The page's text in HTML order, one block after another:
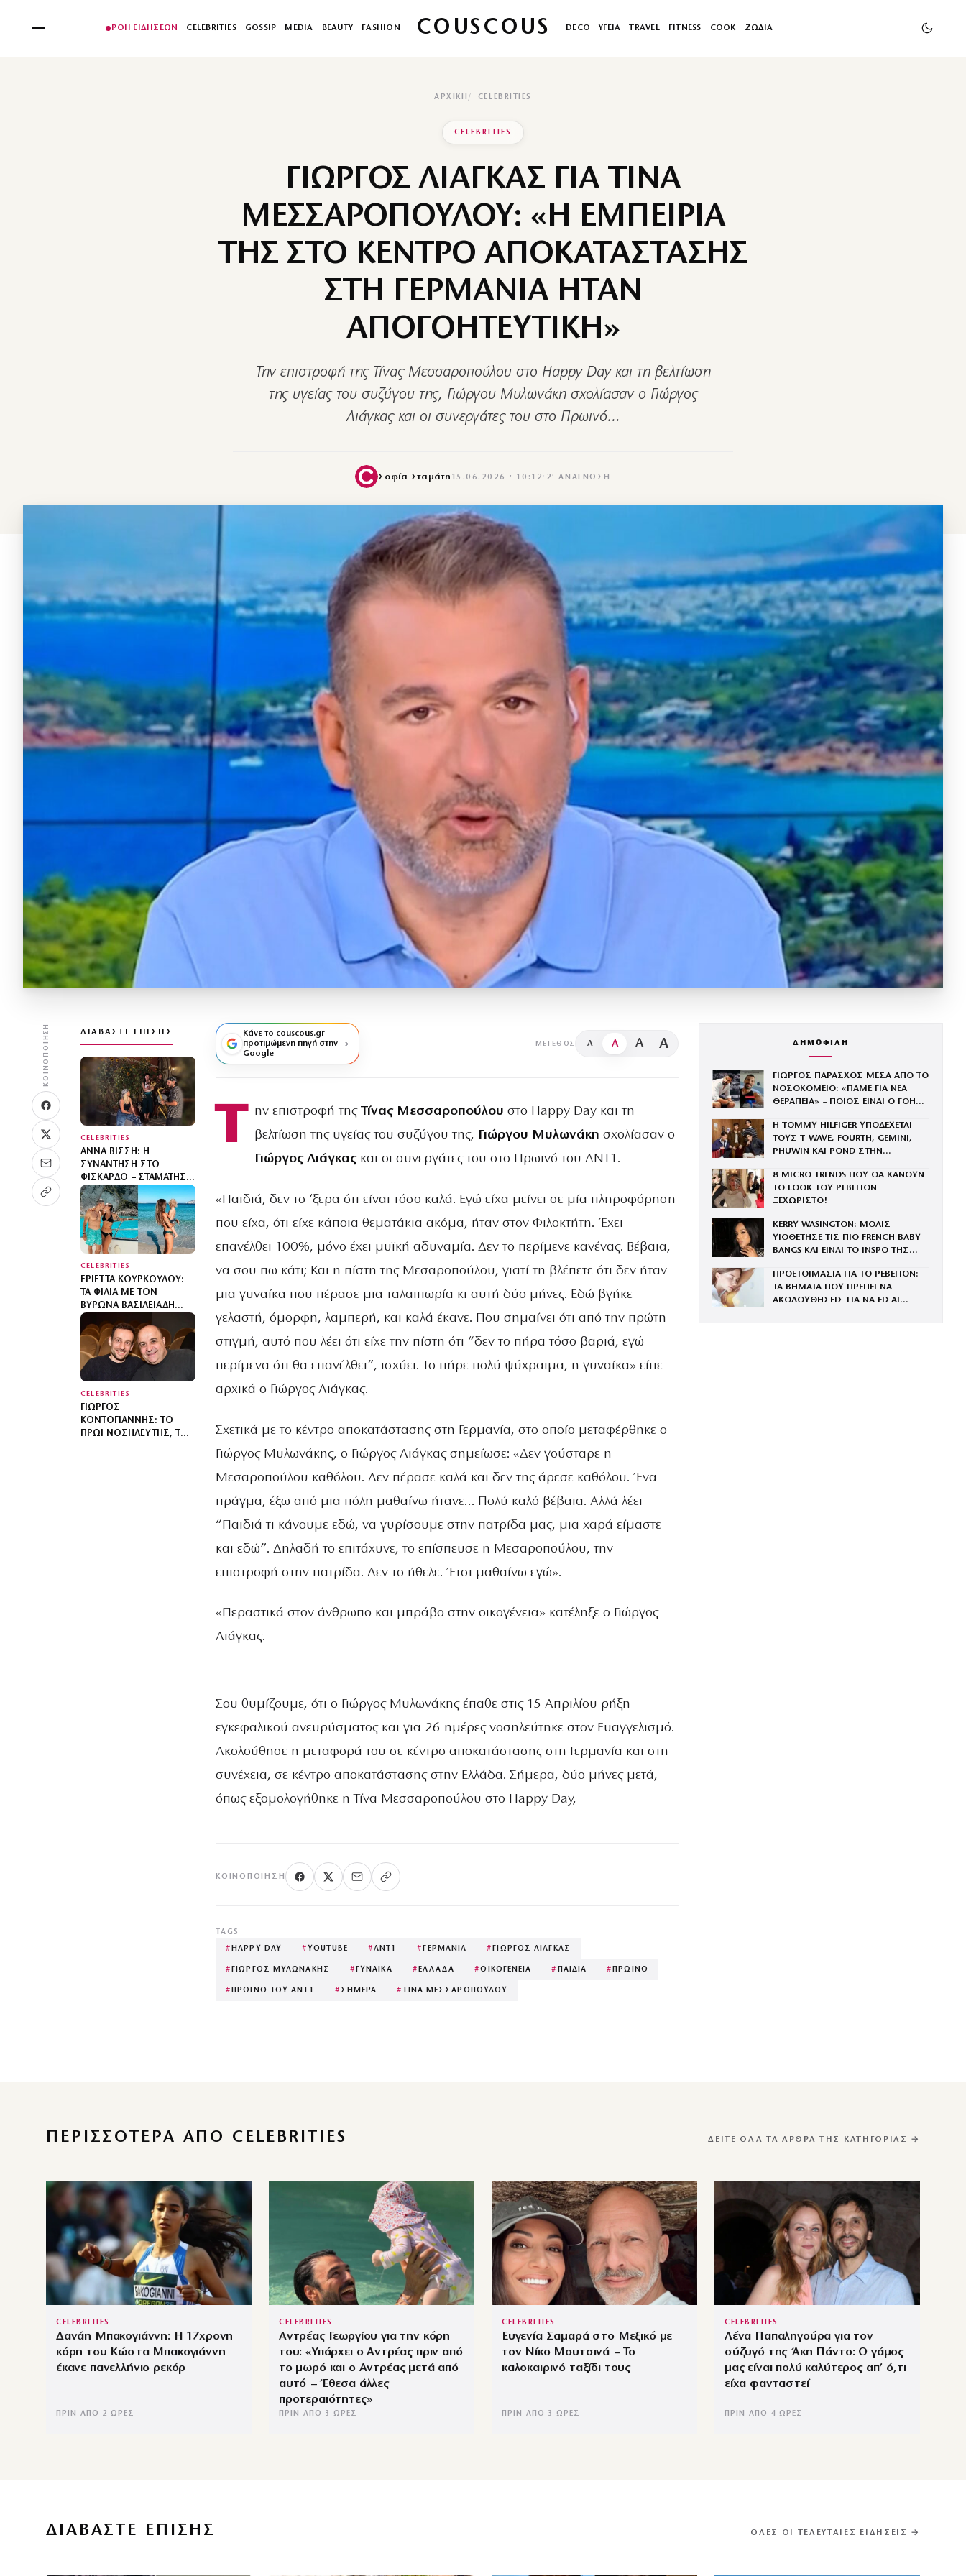
ΡΟΗ ΕΙΔΗΣΕΩΝ CELEBRITIES GOSSIP MEDIA BEAUTY FASHION COUSCOUS DECO ΥΓΕΙΑ TRAVEL FITNESS COOK ΖΩΔΙΑ
ΑΡΧΙΚΉ CELEBRITIES
CELEBRITIES
ΓΙΩΡΓΟΣ ΛΙΑΓΚΑΣ ΓΙΑ ΤΙΝΑ
ΜΕΣΣΑΡΟΠΟΥΛΟΥ: «Η ΕΜΠΕΙΡΙΑ
ΤΗΣ ΣΤΟ ΚΕΝΤΡΟ ΑΠΟΚΑΤΑΣΤΑΣΗΣ
ΣΤΗ ΓΕΡΜΑΝΙΑ ΗΤΑΝ
ΑΠΟΓΟΗΤΕΥΤΙΚΗ»
Την επιστροφή της Τίνας Μεσσαροπούλου στο Happy Day και τη βελτίωση
της υγείας του συζύγου της, Γιώργου Μυλωνάκη σχολίασαν ο Γιώργος
Λιάγκας και οι συνεργάτες του στο Πρωινό…
Σοφία Σταμάτη 15.06.2026 · 10:12 · 2′ ΑΝΆΓΝΩΣΗ
ΚΟΙΝΟΠΟΊΗΣΗ ΔΙΑΒΆΣΤΕ ΕΠΊΣΗΣ
CELEBRITIES
ΆΝΝΑ ΒΊΣΣΗ: Η
ΣΥΝΆΝΤΗΣΗ ΣΤΟ
ΦΙΣΚΆΡΔΟ – ΣΤΑΜΆΤΗΣΕ
ΓΙΑ ΝΑ ΑΚΟΎΣΕΙ ΜΠΆΝΤΑ
ΠΟΥ ΈΠΑΙΖΕ ΤΣΙΤΣΆΝΗ
CELEBRITIES
ΕΡΙΈΤΤΑ ΚΟΎΡΚΟΥΛΟΥ:
ΤΑ ΦΙΛΙΆ ΜΕ ΤΟΝ
ΒΎΡΩΝΑ ΒΑΣΙΛΕΙΆΔΗ
ΣΤΙΣ ΔΙΑΚΟΠΈΣ ΤΟΥΣ ΚΑΙ
ΤΑ ΓΕΝΈΘΛΙΑ ΤΗΣ «ΚΑΜΊΑ
ΣΤΙΓΜΉ ΕΥΤΥΧΊΑΣ
ΔΕΔΟΜΈΝΗ»
CELEBRITIES
ΓΙΏΡΓΟΣ
ΚΟΝΤΟΓΙΆΝΝΗΣ: ΤΟ
ΠΡΩΊ ΝΟΣΗΛΕΥΤΉΣ, ΤΟ
Κάνε το couscous.gr
προτιμώμενη πηγή στην
Google
ΜΈΓΕΘΟΣ A A A A
Τ ην επιστροφή της Τίνας Μεσσαροπούλου στο Happy Day και τη
βελτίωση της υγείας του συζύγου της, Γιώργου Μυλωνάκη σχολίασαν ο
Γιώργος Λιάγκαςκαι οι συνεργάτες του στο Πρωινό του ΑΝΤ1.
«Παιδιά, δεν το ‘ξερα ότι είναι τόσο καλά. Εγώ είχα μείνει σε μία πληροφόρηση
που είχα, ότι είχε κάποια θεματάκια ακόμα, ήταν στον Φιλοκτήτη. Έχει
επανέλθει 100%, μόνο έχει μυϊκή αδυναμία. Δεν το περίμενε κανένας. Βέβαια,
να σου πω κάτι; Και η πίστη της Μεσαροπούλου, γιατί τη βλέπετε ότι δεν ήταν
μια γυναίκα που πέρασε μια ταλαιπωρία κι αυτή δύο μήνες. Εδώ βγήκε
γελαστή, όμορφη, λαμπερή, και καλά έκανε. Που σημαίνει ότι από την πρώτη
στιγμή, αυτό που λέει ότι είχε την πίστη ότι “δεν το πήρα τόσο βαριά, εγώ
περίμενα ότι θα επανέλθει”, ισχύει. Το πήρε πολύ ψύχραιμα, η γυναίκα» είπε
αρχικά ο Γιώργος Λιάγκας.
Σχετικά με το κέντρο αποκατάστασης στη Γερμανία, στο οποίο μεταφέρθηκε ο
Γιώργος Μυλωνάκης, ο Γιώργος Λιάγκας σημείωσε: «Δεν γούσταρε η
Μεσαροπούλου καθόλου. Δεν πέρασε καλά και δεν της άρεσε καθόλου. Ένα
πράγμα, έξω από μια πόλη μαθαίνω ήτανε… Πολύ καλό βέβαια. Αλλά λέει
“Παιδιά τι κάνουμε εδώ, να γυρίσουμε στην πατρίδα μας, μια χαρά είμαστε
και εδώ”. Δηλαδή το επιτάχυνε, το επίσπευσε η Μεσαροπούλου, την
επιστροφή στην πατρίδα. Δεν το ήθελε. Έτσι μαθαίνω εγώ».
«Περαστικά στον άνθρωπο και μπράβο στην οικογένεια» κατέληξε ο Γιώργος
Λιάγκας.
Σου θυμίζουμε, ότι ο Γιώργος Μυλωνάκης έπαθε στις 15 Απριλίου ρήξη
εγκεφαλικού ανευρύσματος και για 26 ημέρες νοσηλεύτηκε στον Ευαγγελισμό.
Ακολούθησε η μεταφορά του σε κέντρο αποκατάστασης στη Γερμανία και στη
συνέχεια, σε κέντρο αποκατάστασης στην Ελλάδα. Σήμερα, δύο μήνες μετά,
όπως εξομολογήθηκε η Τίνα Μεσσαροπούλου στο Happy Day,
ΚΟΙΝΟΠΟΊΗΣΗ
TAGS
# HAPPY DAY # YOUTUBE #ΑΝΤ1 # ΓΕΡΜΑΝΙΑ # ΓΙΩΡΓΟΣ ΛΙΑΓΚΑΣ
# ΓΙΩΡΓΟΣ ΜΥΛΩΝΑΚΗΣ # ΓΥΝΑΙΚΑ # ΕΛΛΑΔΑ #ΟΙΚΟΓΕΝΕΙΑ # ΠΑΙΔΙΑ # ΠΡΩΙΝΟ
# ΠΡΩΙΝΟ ΤΟΥ ΑΝΤ1 # ΣΗΜΕΡΑ # ΤΙΝΑ ΜΕΣΣΑΡΟΠΟΥΛΟΥ
ΔΗΜΟΦΙΛΗ
ΓΙΩΡΓΟΣ ΠΑΡΑΣΧΟΣ ΜΕΣΑ ΑΠΟ ΤΟ
ΝΟΣΟΚΟΜΕΙΟ: «ΠΑΜΕ ΓΙΑ ΝΕΑ
ΘΕΡΑΠΕΙΑ» – ΠΟΙΟΣ ΕΙΝΑΙ Ο ΓΟΗΣ
ΜΕ ΤΟΝ ΚΑΡΚΙΝΟ
Η TOMMY HILFIGER ΥΠΟΔΕΧΕΤΑΙ
ΤΟΥΣ Τ-WAVE, FOURTH, GEMINI,
PHUWIN ΚΑΙ POND ΣΤΗΝ
8 MICRO TRENDS ΠΟΥ ΘΑ ΚΑΝΟΥΝ
ΤΟ LOOK ΤΟΥ ΡΕΒΕΓΙΟΝ
ΞΕΧΩΡΙΣΤΟ!
KERRY WASINGTON: ΜΟΛΙΣ
ΥΙΟΘΕΤΗΣΕ ΤΙΣ ΠΙΟ FRENCH BABY
BANGS ΚΑΙ ΕΙΝΑΙ ΤΟ INSPO ΤΗΣ
ΠΡΟΕΤΟΙΜΑΣΙΑ ΓΙΑ ΤΟ ΡΕΒΕΓΙΟΝ:
ΤΑ ΒΗΜΑΤΑ ΠΟΥ ΠΡΕΠΕΙ ΝΑ
ΑΚΟΛΟΥΘΗΣΕΙΣ ΓΙΑ ΝΑ ΕΙΣΑΙ
ΠΕΡΙΣΣΌΤΕΡΑ ΑΠΌ CELEBRITIES ΔΕΊΤΕ ΌΛΑ ΤΑ ΆΡΘΡΑ ΤΗΣ ΚΑΤΗΓΟΡΊΑΣ →
CELEBRITIES
Δανάη Μπακογιάννη: Η 17χρονη
κόρη του Κώστα Μπακογιάννη
έκανε πανελλήνιο ρεκόρ
ΠΡΙΝ ΑΠΌ 2 ΏΡΕΣ
CELEBRITIES
Αντρέας Γεωργίου για την κόρη
του: «Υπάρχει ο Αντρέας πριν από
το μωρό και ο Αντρέας μετά από
αυτό – Έθεσα άλλες
προτεραιότητες»
ΠΡΙΝ ΑΠΌ 3 ΏΡΕΣ
CELEBRITIES
Ευγενία Σαμαρά στο Μεξικό με
τον Νίκο Μουτσινά – Το
καλοκαιρινό ταξίδι τους
ΠΡΙΝ ΑΠΌ 3 ΏΡΕΣ
CELEBRITIES
Λένα Παπαληγούρα για τον
σύζυγό της Άκη Πάντο: Ο γάμος
μας είναι πολύ καλύτερος απ’ ό,τι
είχα φανταστεί
ΠΡΙΝ ΑΠΌ 4 ΏΡΕΣ
ΔΙΑΒΑΣΤΕ ΕΠΙΣΗΣ ΌΛΕΣ ΟΙ ΤΕΛΕΥΤΑΊΕΣ ΕΙΔΉΣΕΙΣ →